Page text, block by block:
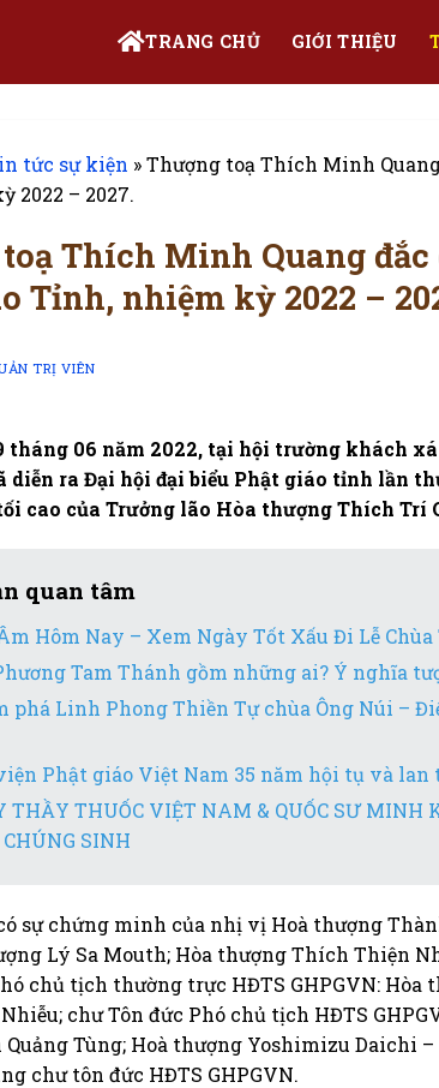
TRANG CHỦ GIỚI THIỆU
tức sự kiện »Thượng toạ Thích Minh
2022 – 2027.
Thích Minh Quang
Tỉnh, nhiệm kỳ 2022 –
TRỊ VIÊN
tháng 06 năm 2022, tại hội trường khách xá
diễn ra Đại hội đại biểu Phật giáo tỉnh lần
cao của Trưởng lão Hòa thượng Thích Trí
quan tâm
Hôm Nay – Xem Ngày Tốt Xấu Đi Lễ
Tam Thánh gồm những ai? Ý nghĩa
phá Linh Phong Thiền Tự chùa Ông Núi –
Phật giáo Việt Nam 35 năm hội tụ và lan
THẦY THUỐC VIỆT NAM & QUỐC SƯ MINH
SINH
sự chứng minh của nhị vị Hoà thượng
Lý Sa Mouth; Hòa thượng Thích Thiện
chủ tịch thường trực HĐTS GHPGVN:
chư Tôn đức Phó chủ tịch HĐTS
Tùng; Hoà thượng Yoshimizu Daichi
chư tôn đức HĐTS GHPGVN.